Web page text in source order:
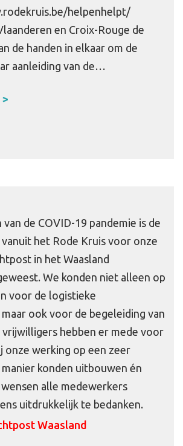
helpenhelpt/
en Croix-Rouge de
de handen in elkaar om de
aanleiding van de…
van de COVID-19 pandemie is de
het Rode Kruis voor onze
in het Waasland
We konden niet alleen op
voor de logistieke
ook voor de begeleiding van
hebben er mede voor
onze werking op een zeer
konden uitbouwen én
alle medewerkers
uitdrukkelijk te bedanken.
Waasland